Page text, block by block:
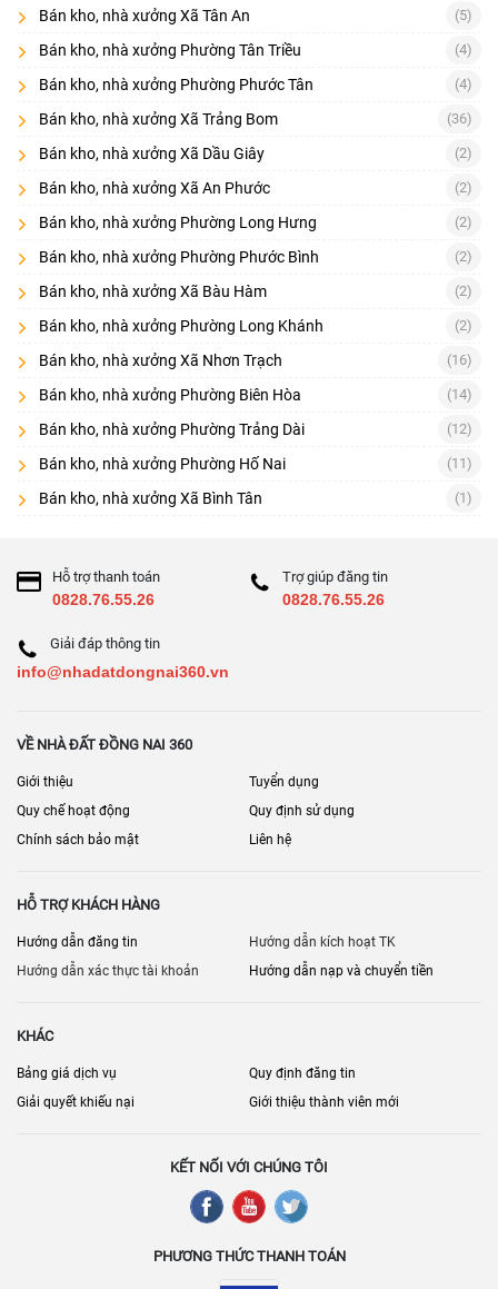
Mục đích sử dụng đất, thời hạn sử dụng
Diện tích xưởng/kho + văn phòng + bãi
Chiều cao, kết cấu, số cửa xuất nhập
Tải trọng nền, chống bụi/thoát nước
PCCC và hồ sơ liên quan
Hệ thống xử lý nước thải (nếu sản xuất)
Quy hoạch khu vực, hành lang an toàn
Giá trị khai thác cho thuê và chi phí bảo trì
đất Trảng Bom] • [Nhà đất Nhơn Trạch ]
Bán kho, nhà xưởng Xã Tân An (5)
Bán kho, nhà xưởng Phường Tân Triều (4)
Bán kho, nhà xưởng Phường Phước Tân (4)
Bán kho, nhà xưởng Xã Trảng Bom (36)
Bán kho, nhà xưởng Xã Dầu Giây (2)
Bán kho, nhà xưởng Xã An Phước (2)
Bán kho, nhà xưởng Phường Long Hưng (2)
Bán kho, nhà xưởng Phường Phước Bình (2)
Bán kho, nhà xưởng Xã Bàu Hàm (2)
Bán kho, nhà xưởng Phường Long Khánh (2)
Bán kho, nhà xưởng Xã Nhơn Trạch (16)
Bán kho, nhà xưởng Phường Biên Hòa (14)
Bán kho, nhà xưởng Phường Trảng Dài (12)
Bán kho, nhà xưởng Phường Hố Nai (11)
Bán kho, nhà xưởng Xã Bình Tân (1)
Hỗ trợ thanh toán
0828.76.55.26
Trợ giúp đăng tin
0828.76.55.26
Giải đáp thông tin
info@nhadatdongnai360.vn
VỀ NHÀ ĐẤT ĐỒNG NAI 360
Giới thiệu
Tuyển dụng
Quy chế hoạt động
Quy định sử dụng
Chính sách bảo mật
Liên hệ
HỖ TRỢ KHÁCH HÀNG
Hướng dẫn đăng tin
Hướng dẫn kích hoạt TK
Hướng dẫn xác thực tài khoản
Hướng dẫn nạp và chuyển tiền
KHÁC
Bảng giá dịch vụ
Quy định đăng tin
Giải quyết khiếu nại
Giới thiệu thành viên mới
KẾT NỐI VỚI CHÚNG TÔI
PHƯƠNG THỨC THANH TOÁN